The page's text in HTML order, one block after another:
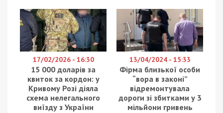
17/02/2026 - 16:30
15 000 доларів за
квиток за кордон: у
Кривому Розі діяла
схема нелегального
виїзду з України
13/04/2024 - 15:33
Фірма близької особи
“вора в законі”
відремонтувала
дороги зі збитками у 3
мільйони гривень